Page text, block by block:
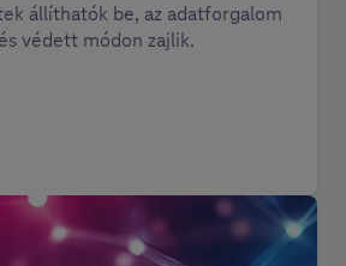
állíthatók be, az adatforgalom
védett módon zajlik.